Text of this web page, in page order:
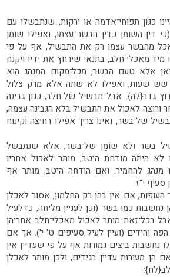
כגון תפוחי־אדמה או ירקות, שנתבשלו עם
דין השומן כדין הבשר עצמו, ואפילו שומן
מהבשר עצמו רק את התבשיל, אף על פי
מיד מאכלי־חלב, בתנאי שירחץ את ידיו ויקנח
כאן אלא טעם הבשר, מכל־מקום המנהג הוא
שש שעות, ואפילו לא שתה אלא מרק צלול
גדר{לה}. אבל תבשיל של־חלב, כגון גבינה
לאכול את התבשיל בלא הגבינה עצמה,
של־בשר, ואינו צריך אפילו רחיצה וקינוח
בשר ולא שוֹמֶן של־בשר, אלא שנתבשל
לא היתה מודחת היטב, מותר לאכול אחריו
מנהג להחמיר. ואם הודחה היטב, מותר אף
י"ז:
העופות, אם אין בהן רק החלמון, אסור לאכלן
כמו בשר (וכן לעניין מליחה, כדלעיל
בכל־זאת מותר לאכול מאכלי־חלב אחריהן
והידים (ועיין לעיל סעיפים ט' י'). אך אם
נחשבות ביצים גמורות אף על פי שעדיין אין
הן מעורות עדיין בגידים, ולכן מותר לאכלן